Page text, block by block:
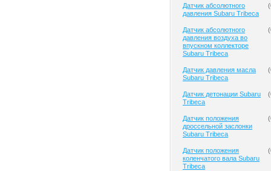
Датчик абсолютного
давления Subaru Tribeca
(
Датчик абсолютного
давления воздуха во
впускном коллекторе
Subaru Tribeca
(
Датчик давления масла
Subaru Tribeca
(
Датчик детонации Subaru
Tribeca
(
Датчик положения
дроссельной заслонки
Subaru Tribeca
(
Датчик положения
коленчатого вала Subaru
Tribeca
(